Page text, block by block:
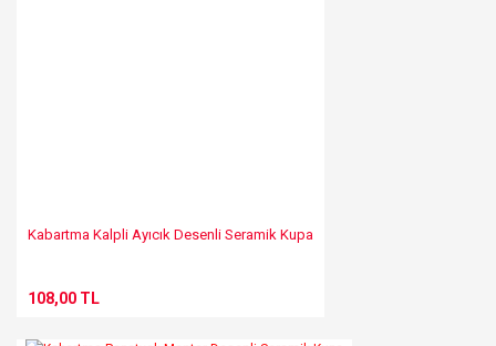
Kabartma Kalpli Ayıcık Desenli Seramik Kupa
108,00 TL